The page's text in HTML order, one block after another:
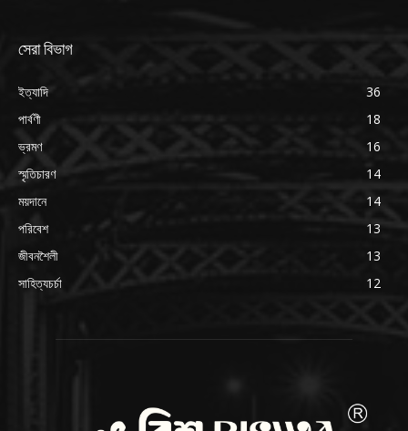
সেরা বিভাগ
ইত্যাদি
36
পার্বণী
18
ভ্রমণ
16
স্মৃতিচারণ
14
ময়দানে
14
পরিবেশ
13
জীবনশৈলী
13
সাহিত্যচর্চা
12